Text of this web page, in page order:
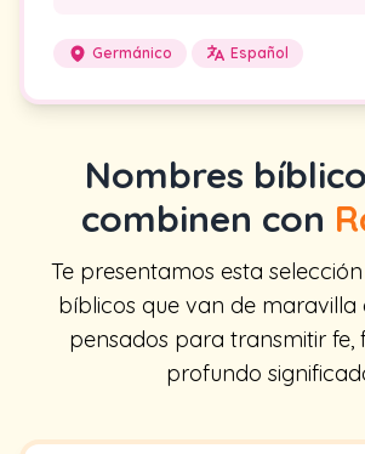
Germánico Español
Nombres
combinen con
Te presentamos esta
bíblicos que van de maravilla
pensados para transmitir fe,
profundo